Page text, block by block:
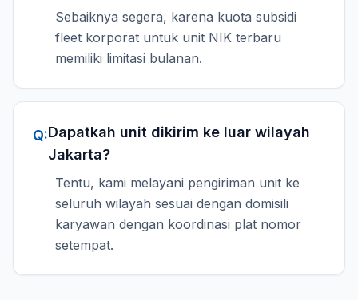
Sebaiknya segera, karena kuota subsidi
fleet korporat untuk unit NIK terbaru
memiliki limitasi bulanan.
Q:Dapatkah unit dikirim ke luar wilayah
Jakarta?
Tentu, kami melayani pengiriman unit ke
seluruh wilayah sesuai dengan domisili
karyawan dengan koordinasi plat nomor
setempat.